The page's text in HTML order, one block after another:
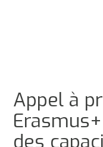
Appel à
des